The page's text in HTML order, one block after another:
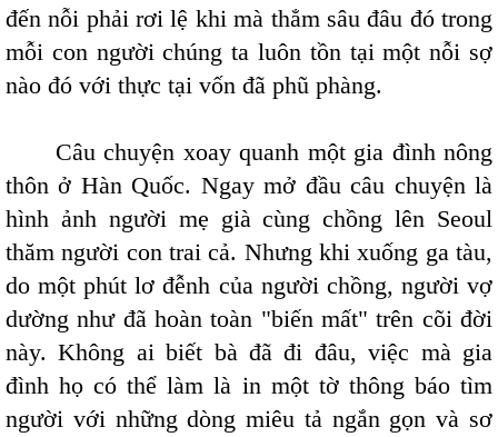
đến nỗi phải rơi lệ khi mà thẳm sâu đâu đó trong
mỗi con người chúng ta luôn tồn tại một nỗi sợ
nào đó với thực tại vốn đã phũ phàng.
Câu chuyện xoay quanh một gia đình nông
thôn ở Hàn Quốc. Ngay mở đầu câu chuyện là
hình ảnh người mẹ già cùng chồng lên Seoul
thăm người con trai cả. Nhưng khi xuống ga tàu,
do một phút lơ đễnh của người chồng, người vợ
dường như đã hoàn toàn "biến mất" trên cõi đời
này. Không ai biết bà đã đi đâu, việc mà gia
đình họ có thể làm là in một tờ thông báo tìm
người với những dòng miêu tả ngắn gọn và sơ